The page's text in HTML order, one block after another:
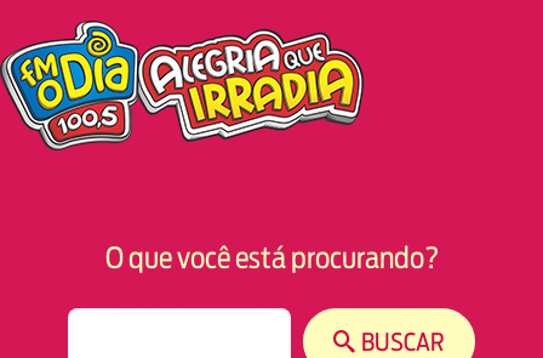
O que você está procurando?
BUSCAR